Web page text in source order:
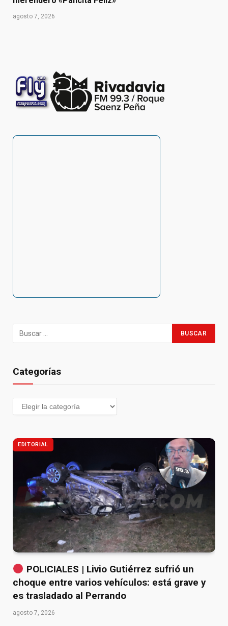
agosto 7, 2026
Categorías
EDITORIAL
POLICIALES | Livio Gutiérrez sufrió un
choque entre varios vehículos: está grave y
es trasladado al Perrando
agosto 7, 2026